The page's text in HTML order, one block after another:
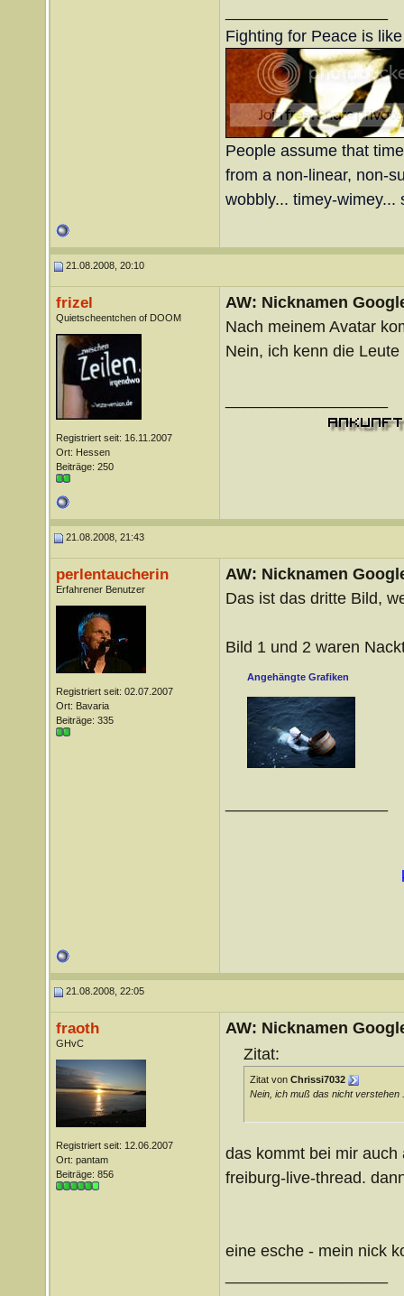
Fighting for Peace is
People assume that
from a non-linear, non-
wobbly... timey-wimey...
21.08.2008, 20:10
frizel
Quietscheentchen of DOOM
Registriert seit: 16.11.2007
Ort: Hessen
Beiträge: 250
AW: Nicknamen
Nach meinem Avatar
Nein, ich kenn die Leute
21.08.2008, 21:43
perlentaucherin
Erfahrener Benutzer
Registriert seit: 02.07.2007
Ort: Bavaria
Beiträge: 335
AW: Nicknamen
Das ist das dritte Bild,
Bild 1 und 2 waren
Angehängte Grafiken
21.08.2008, 22:05
fraoth
GHvC
Registriert seit: 12.06.2007
Ort: pantam
Beiträge: 856
AW: Nicknamen
Zitat:
Zitat von Chrissi7032
Nein, ich muß das nicht verstehen
das kommt bei mir
freiburg-live-thread.
eine esche - mein nick